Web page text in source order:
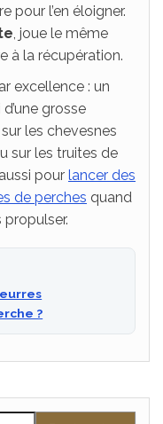
pour l’en éloigner.
, joue le même
à la récupération.
excellence : un
grosse
les chevesnes
sur les truites de
pour lancer des
de perches quand
?